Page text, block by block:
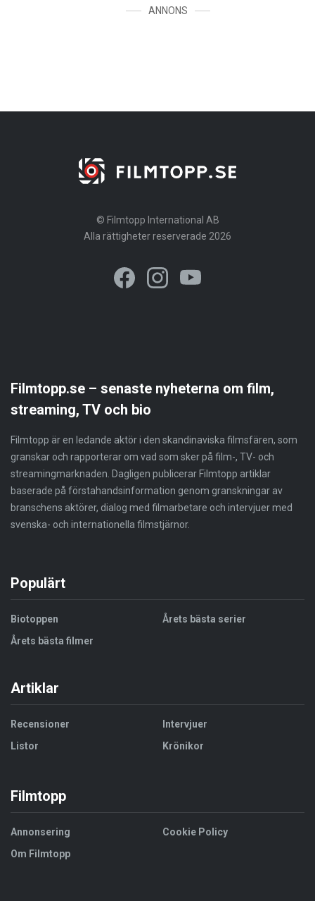
ANNONS
© Filmtopp International AB
Alla rättigheter reserverade 2026
Filmtopp.se – senaste nyheterna om film,
streaming, TV och bio
Filmtopp är en ledande aktör i den skandinaviska filmsfären, som
granskar och rapporterar om vad som sker på film-, TV- och
streamingmarknaden. Dagligen publicerar Filmtopp artiklar
baserade på förstahandsinformation genom granskningar av
branschens aktörer, dialog med filmarbetare och intervjuer med
svenska- och internationella filmstjärnor.
Populärt
Biotoppen
Årets bästa filmer
Årets bästa serier
Artiklar
Recensioner
Listor
Intervjuer
Krönikor
Filmtopp
Annonsering
Om Filmtopp
Cookie Policy